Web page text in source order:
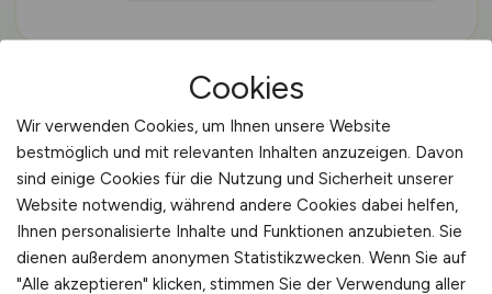
2 3
🌱 STELLENMARKT
Cookies
Wir verwenden Cookies, um Ihnen unsere Website
bestmöglich und mit relevanten Inhalten anzuzeigen. Davon
sind einige Cookies für die Nutzung und Sicherheit unserer
Website notwendig, während andere Cookies dabei helfen,
Ihnen personalisierte Inhalte und Funktionen anzubieten. Sie
dienen außerdem anonymen Statistikzwecken. Wenn Sie auf
"Alle akzeptieren" klicken, stimmen Sie der Verwendung aller